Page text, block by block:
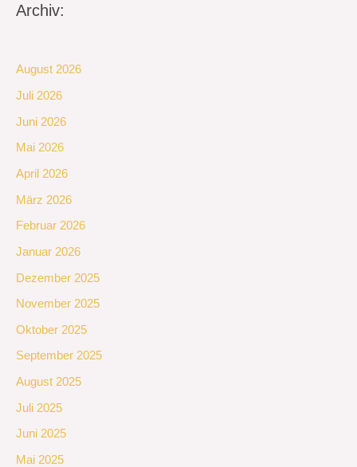
Archiv:
August 2026
Juli 2026
Juni 2026
Mai 2026
April 2026
März 2026
Februar 2026
Januar 2026
Dezember 2025
November 2025
Oktober 2025
September 2025
August 2025
Juli 2025
Juni 2025
Mai 2025